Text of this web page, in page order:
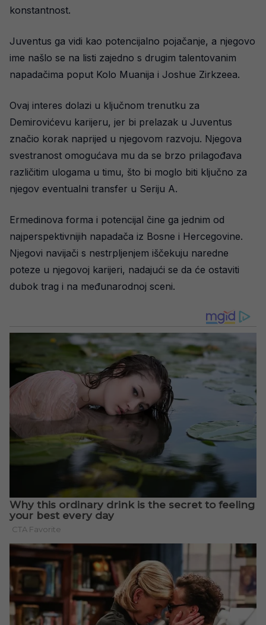
konstantnost.
Juventus ga vidi kao potencijalno pojačanje, a njegovo
ime našlo se na listi zajedno s drugim talentovanim
napadačima poput Kolo Muanija i Joshue Zirkzeea.
Ovaj interes dolazi u ključnom trenutku za
Demirovićevu karijeru, jer bi prelazak u Juventus
značio korak naprijed u njegovom razvoju. Njegova
svestranost omogućava mu da se brzo prilagođava
različitim ulogama u timu, što bi moglo biti ključno za
njegov eventualni transfer u Seriju A.
Ermedinova forma i potencijal čine ga jednim od
najperspektivnijih napadača iz Bosne i Hercegovine.
Njegovi navijači s nestrpljenjem iščekuju naredne
poteze u njegovoj karijeri, nadajući se da će ostaviti
dubok trag i na međunarodnoj sceni.